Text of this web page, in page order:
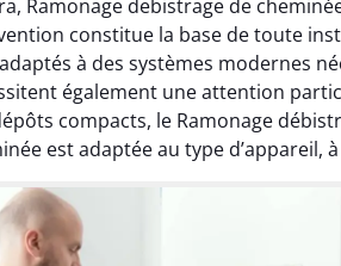
Ramonage debistrage de
constitue la base de toute
à des systèmes modernes
également une attention
compacts, le Ramonage
est adaptée au type